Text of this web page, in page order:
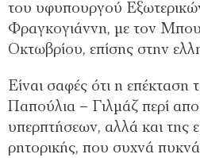
του υφυπουργού
Φραγκογιάννη, με τον
Οκτωβρίου, επίσης στην
Είναι σαφές ότι η επέκταση
Παπούλια – Γιλμάζ περί
υπερπτήσεων, αλλά και της
ρητορικής, που συχνά